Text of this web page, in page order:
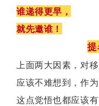
谁递得更早，
就先邀谁！
上面两大因素，对
应该不难想到，作
这点觉悟也都应该有